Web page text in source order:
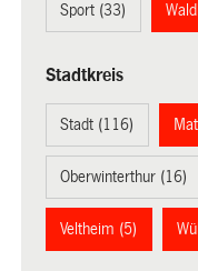
Sport (33)
Stadtkreis
Stadt (116)
Oberwinterthur (16)
Veltheim (5)